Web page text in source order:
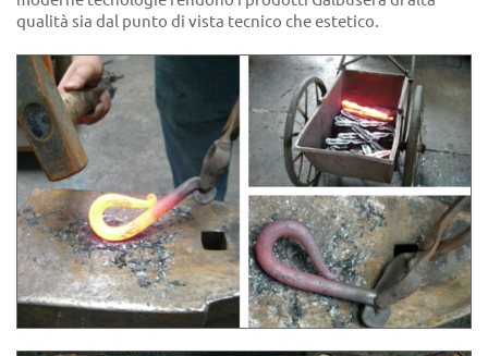
qualità sia dal punto di vista tecnico che estetico.